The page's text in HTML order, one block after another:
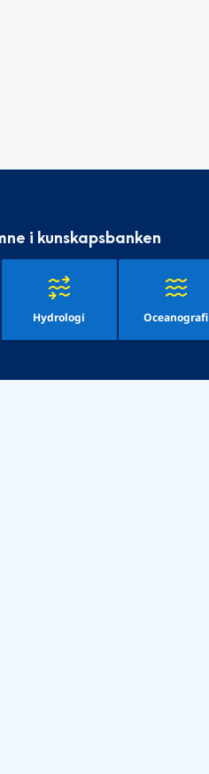
i kunskapsbanken
Hydrologi Oceanografi